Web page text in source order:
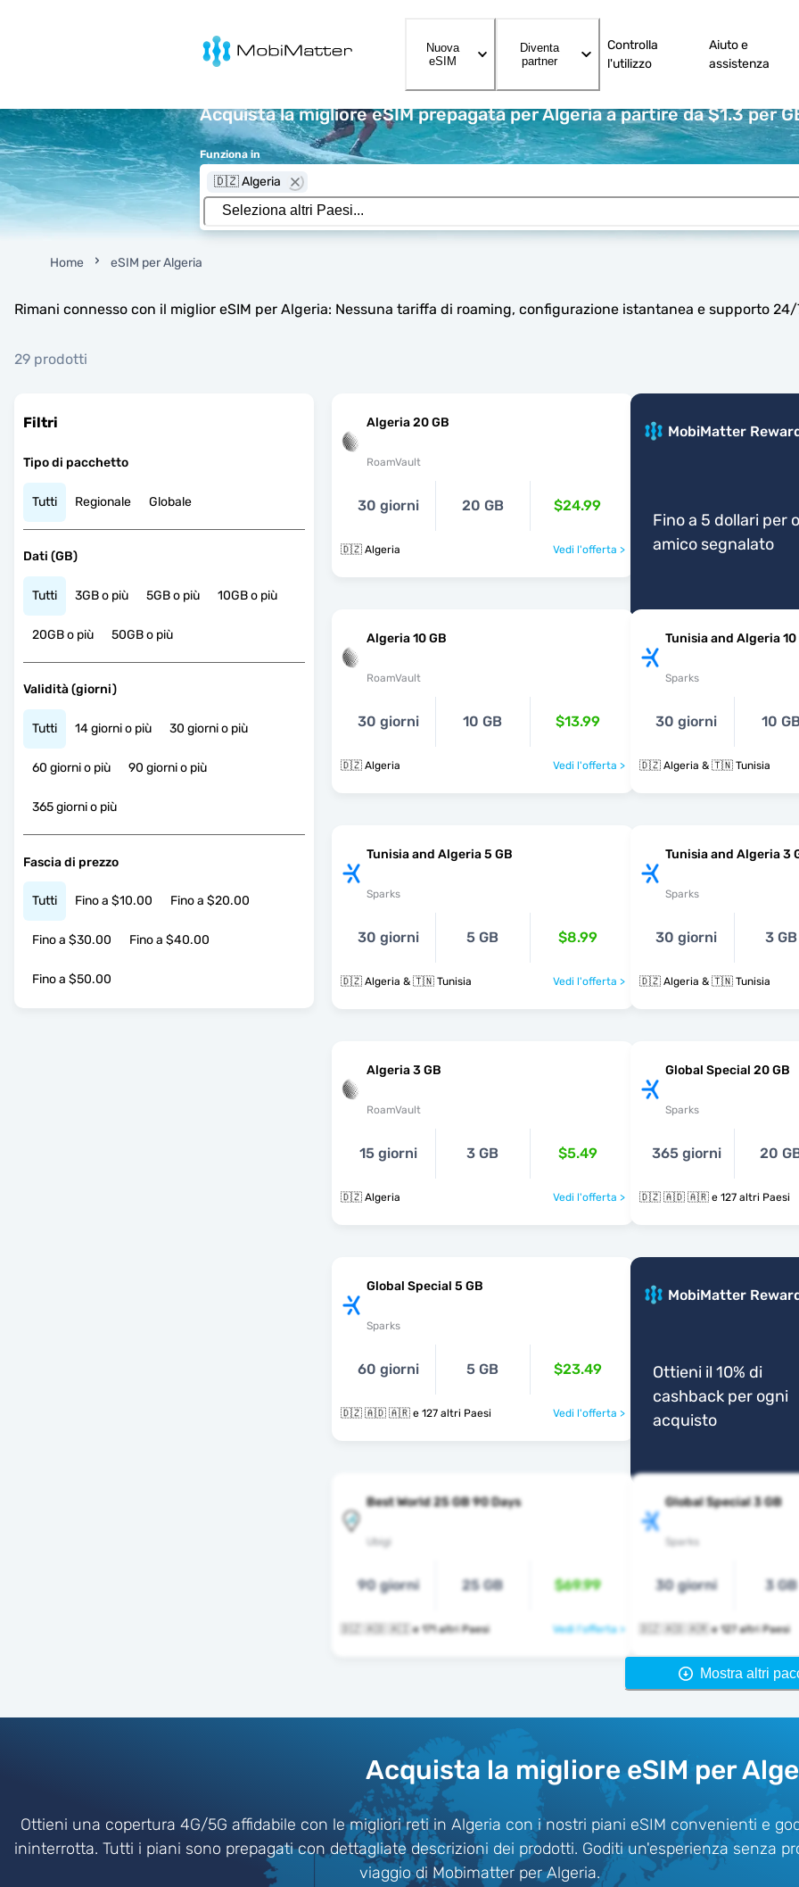
MobiMatter
Nuova
eSIM
Diventa
partner
Controlla
l'utilizzo
Aiuto e
assistenza
Acquista la migliore eSIM prepagata per Algeria a partire da $1.3 per
Funziona in
🇩🇿 Algeria
Home eSIM per Algeria
Rimani connesso con il miglior eSIM per Algeria: Nessuna tariffa di roaming, configurazione istantanea e supporto 24/
29 prodotti
Filtri
Tipo di pacchetto
Tutti Regionale Globale
Dati (GB)
Tutti 3GB o più 5GB o più 10GB o più
20GB o più 50GB o più
Validità (giorni)
Tutti 14 giorni o più 30 giorni o più
60 giorni o più 90 giorni o più
365 giorni o più
Fascia di prezzo
Tutti Fino a $10.00 Fino a $20.00
Fino a $30.00 Fino a $40.00
Fino a $50.00
Algeria 20 GB
RoamVault
30 giorni 20 GB $24.99
🇩🇿 Algeria Vedi l'offerta >
MobiMatter
Fino a 5 dollari per
amico segnalato
Algeria 10 GB
RoamVault
30 giorni 10 GB $13.99
🇩🇿 Algeria Vedi l'offerta >
Tunisia and Algeria 10
Sparks
30 giorni 10
🇩🇿 Algeria & 🇹🇳 Tunisia
Tunisia and Algeria 5 GB
Sparks
30 giorni 5 GB $8.99
🇩🇿 Algeria & 🇹🇳 Tunisia Vedi l'offerta >
Tunisia and Algeria 3
Sparks
30 giorni 3 GB
🇩🇿 Algeria & 🇹🇳 Tunisia
Algeria 3 GB
RoamVault
15 giorni 3 GB $5.49
🇩🇿 Algeria Vedi l'offerta >
Global Special 20 GB
Sparks
365 giorni 20
🇩🇿 🇦🇩 🇦🇷 e 127 altri Paesi
Global Special 5 GB
Sparks
60 giorni 5 GB $23.49
🇩🇿 🇦🇩 🇦🇷 e 127 altri Paesi Vedi l'offerta >
MobiMatter
Ottieni il 10% di
cashback per ogni
acquisto
Best World 25 GB 90 Days
Ubigi
90 giorni 25 GB $69.99
🇩🇿 🇦🇩 🇦🇮 e 171 altri Paesi Vedi l'offerta >
Global Special 3 GB
Sparks
30 giorni 3 GB
🇩🇿 🇦🇩 🇦🇷 e 127 altri Paesi
Mostra altri
Acquista la migliore eSIM per
Ottieni una copertura 4G/5G affidabile con le migliori reti in Algeria con i nostri piani eSIM convenienti e
ininterrotta. Tutti i piani sono prepagati con dettagliate descrizioni dei prodotti. Goditi un'esperienza senza
viaggio di Mobimatter per Algeria.